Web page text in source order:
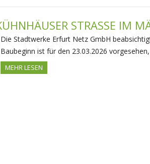
STRASSE IM
Die Stadtwerke Erfurt Netz GmbH
Baubeginn ist für den 23.03.2026
MEHR LESEN